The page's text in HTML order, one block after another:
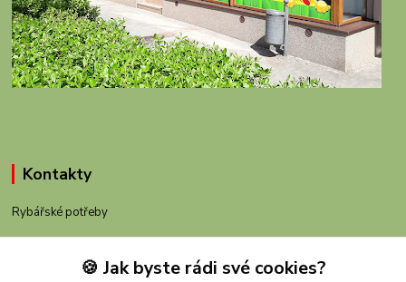
Kontakty
Rybářské potřeby
+420 605 983 110🍪 Jak byste rádi své cookies?